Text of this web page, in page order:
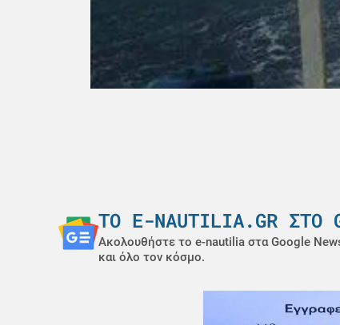
ΤΟ E-NAUTILIA.GR ΣΤΟ
Ακολουθήστε το e-nautilia στα Google News
και όλο τον κόσμο.